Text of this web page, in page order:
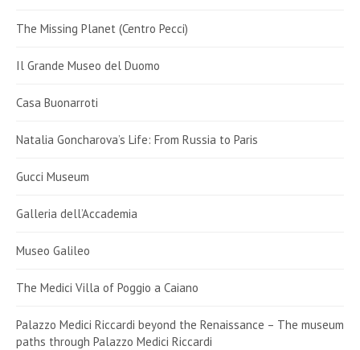
The Missing Planet (Centro Pecci)
Il Grande Museo del Duomo
Casa Buonarroti
Natalia Goncharova’s Life: From Russia to Paris
Gucci Museum
Galleria dell’Accademia
Museo Galileo
The Medici Villa of Poggio a Caiano
Palazzo Medici Riccardi beyond the Renaissance – The museum
paths through Palazzo Medici Riccardi